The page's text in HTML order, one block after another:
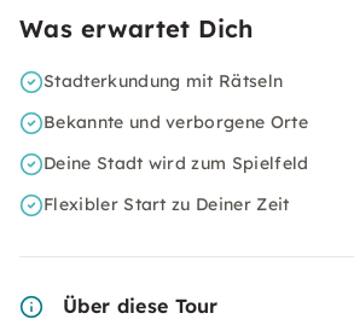
Was erwartet Dich
Stadterkundung mit Rätseln
Bekannte und verborgene Orte
Deine Stadt wird zum Spielfeld
Flexibler Start zu Deiner Zeit
Über diese Tour